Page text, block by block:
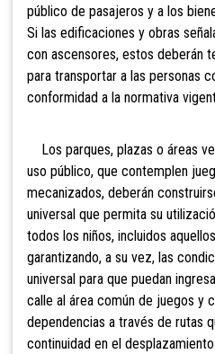
público de pasajeros y a los
Si las edificaciones y obras
con ascensores, estos deberán
para transportar a las personas
conformidad a la normativa
Los parques, plazas o áreas
uso público, que contemplen
mecanizados, deberán
universal que permita su
todos los niños, incluidos
garantizando, a su vez, las
universal para que puedan
calle al área común de juegos y
dependencias a través de rutas
continuidad en el